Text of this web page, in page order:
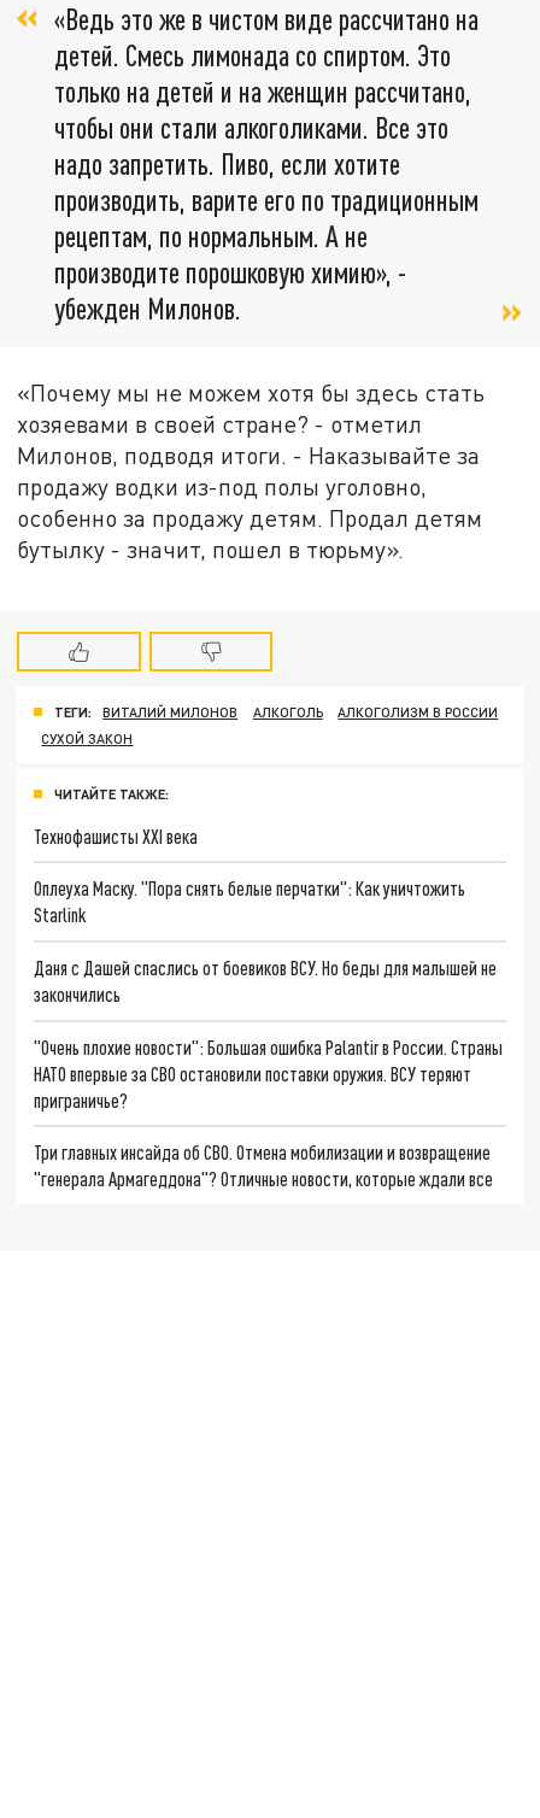
«Ведь это же в чистом виде рассчитано на
детей. Смесь лимонада со спиртом. Это
только на детей и на женщин рассчитано,
чтобы они стали алкоголиками. Все это
надо запретить. Пиво, если хотите
производить, варите его по традиционным
рецептам, по нормальным. А не
производите порошковую химию», -
убежден Милонов.
«Почему мы не можем хотя бы здесь стать
хозяевами в своей стране? - отметил
Милонов, подводя итоги. - Наказывайте за
продажу водки из-под полы уголовно,
особенно за продажу детям. Продал детям
бутылку - значит, пошел в тюрьму».
ТЕГИ: ВИТАЛИЙ МИЛОНОВ АЛКОГОЛЬ
АЛКОГОЛИЗМ В РОССИИ
СУХОЙ ЗАКОН
ЧИТАЙТЕ ТАКЖЕ:
Технофашисты XXI века
Оплеуха Маску. "Пора снять белые перчатки": Как уничтожить
Starlink
Даня с Дашей спаслись от боевиков ВСУ. Но беды для малышей не
закончились
"Очень плохие новости": Большая ошибка Palantir в России. Страны
НАТО впервые за СВО остановили поставки оружия. ВСУ теряют
приграничье?
Три главных инсайда об СВО. Отмена мобилизации и возвращение
"генерала Армагеддона"? Отличные новости, которые ждали все